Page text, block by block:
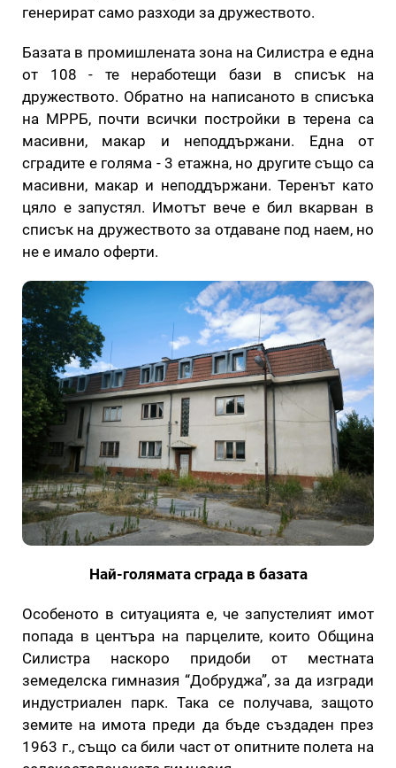
генерират само разходи за дружеството.
Базата в промишлената зона на Силистра е една
от 108 - те неработещи бази в списък на
дружеството. Обратно на написаното в списъка
на МРРБ, почти всички постройки в терена са
масивни, макар и неподдържани. Една от
сградите е голяма - 3 етажна, но другите също са
масивни, макар и неподдържани. Теренът като
цяло е запустял. Имотът вече е бил вкарван в
списък на дружеството за отдаване под наем, но
не е имало оферти.
Най-голямата сграда в базата
Особеното в ситуацията е, че запустелият имот
попада в центъра на парцелите, които Община
Силистра наскоро придоби от местната
земеделска гимназия “Добруджа”, за да изгради
индустриален парк. Така се получава, защото
земите на имота преди да бъде създаден през
1963 г., също са били част от опитните полета на